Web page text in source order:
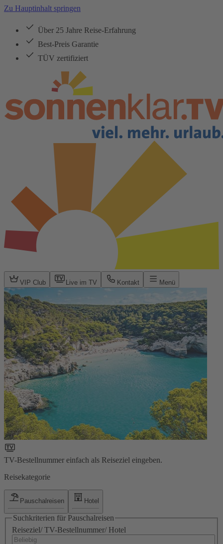
Zu Hauptinhalt springen
Über 25 Jahre Reise-Erfahrung
Best-Preis Garantie
TÜV zertifiziert
VIP Club Live im TV Kontakt Menü
TV-Bestellnummer einfach als Reiseziel eingeben.
Reisekategorie
Pauschalreisen Hotel
Suchkriterien für Pauschalreisen
Reiseziel/ TV-Bestellnummer/ Hotel